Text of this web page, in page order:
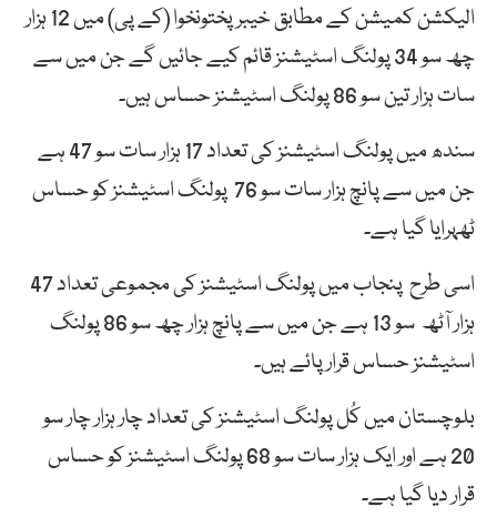
الیکشن کمیشن کے مطابق خیبرپختونخوا (کے پی) میں 12 ہزار
چھ سو 34 پولنگ اسٹیشنز قائم کیے جائیں گے جن میں سے
سات ہزار تین سو 86 پولنگ اسٹیشنز حساس ہیں۔
سندھ میں پولنگ اسٹیشنز کی تعداد 17 ہزار سات سو 47 ہے
جن میں سے پانچ ہزار سات سو 76 پولنگ اسٹیشنز کو حساس
ٹھہرایا گیا ہے۔
اسی طرح پنجاب میں پولنگ اسٹیشنز کی مجموعی تعداد 47
ہزار آٹھ سو 13 ہے جن میں سے پانچ ہزار چھ سو 86 پولنگ
اسٹیشنز حساس قرار پائے ہیں۔
بلوچستان میں کُل پولنگ اسٹیشنز کی تعداد چار ہزار چار سو
20 ہے اور ایک ہزار سات سو 68 پولنگ اسٹیشنز کو حساس
قرار دیا گیا ہے۔